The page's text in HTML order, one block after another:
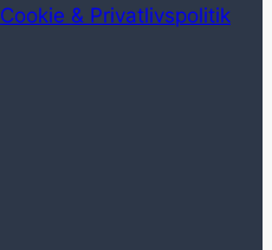
Cookie & Privatlivspolitik